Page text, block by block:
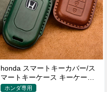
honda スマートキーカバー/ス
マートキーケース キーケース
キーホルダー 革 防水
ホンダ専用